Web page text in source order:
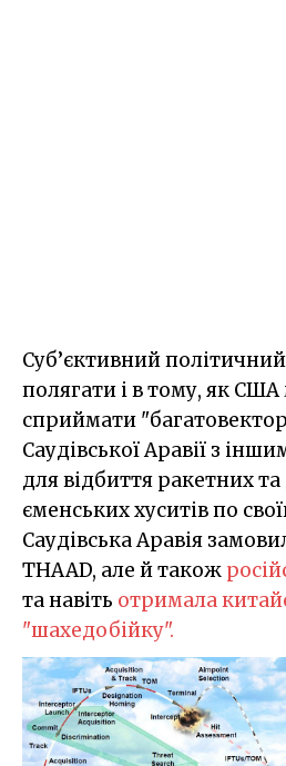
Суб’єктивний
полягати і в тому, як
сприймати
Саудівської Аравії з
для відбиття ракетних
єменських хуситів по
Саудівська Аравія
THAAD, але й також
та навіть отримала
"шахедобійку".